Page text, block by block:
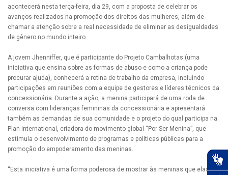
acontecerá nesta terça-feira, dia 29, com a proposta de celebrar os
avanços realizados na promoção dos direitos das mulheres, além de
chamar a atenção sobre a real necessidade de eliminar as desigualdades
de gênero no mundo inteiro.
A jovem Jhenniffer, que é participante do Projeto Cambalhotas (uma
iniciativa que ensina sobre as formas de abuso e como a criança pode
procurar ajuda), conhecerá a rotina de trabalho da empresa, incluindo
participações em reuniões com a equipe de gestores e líderes técnicos da
concessionária. Durante a ação, a menina participará de uma roda de
conversa com lideranças femininas da concessionária e apresentará
também as demandas de sua comunidade e o projeto do qual participa na
Plan International, criadora do movimento global “Por Ser Menina”, que
estimula o desenvolvimento de programas e políticas públicas para a
promoção do empoderamento das meninas.
“Esta iniciativa é uma forma poderosa de mostrar às meninas que elas